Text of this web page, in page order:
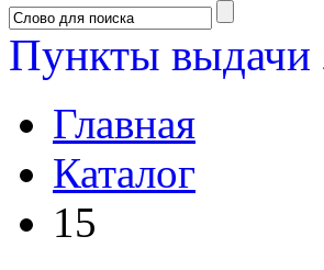
Пункты выдачи
Главная
Каталог
15